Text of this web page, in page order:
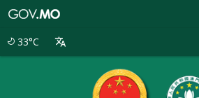
33°C